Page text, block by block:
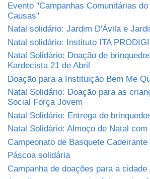
Evento "Campanhas Comunitárias
Causas"
Natal solidário: Jardim D'Ávila e
Natal solidário: Instituto ITA
Natal Solidário: Doação de
Kardecista 21 de Abril
Doação para a Instituição Bem Me
Natal Solidário: Doação para as
Social Força Jovem
Natal Solidário: Entrega de
Natal Solidário: Almoço de Natal
Campeonato de Basquete Cadeirante
Páscoa solidária
Campanha de doações para a